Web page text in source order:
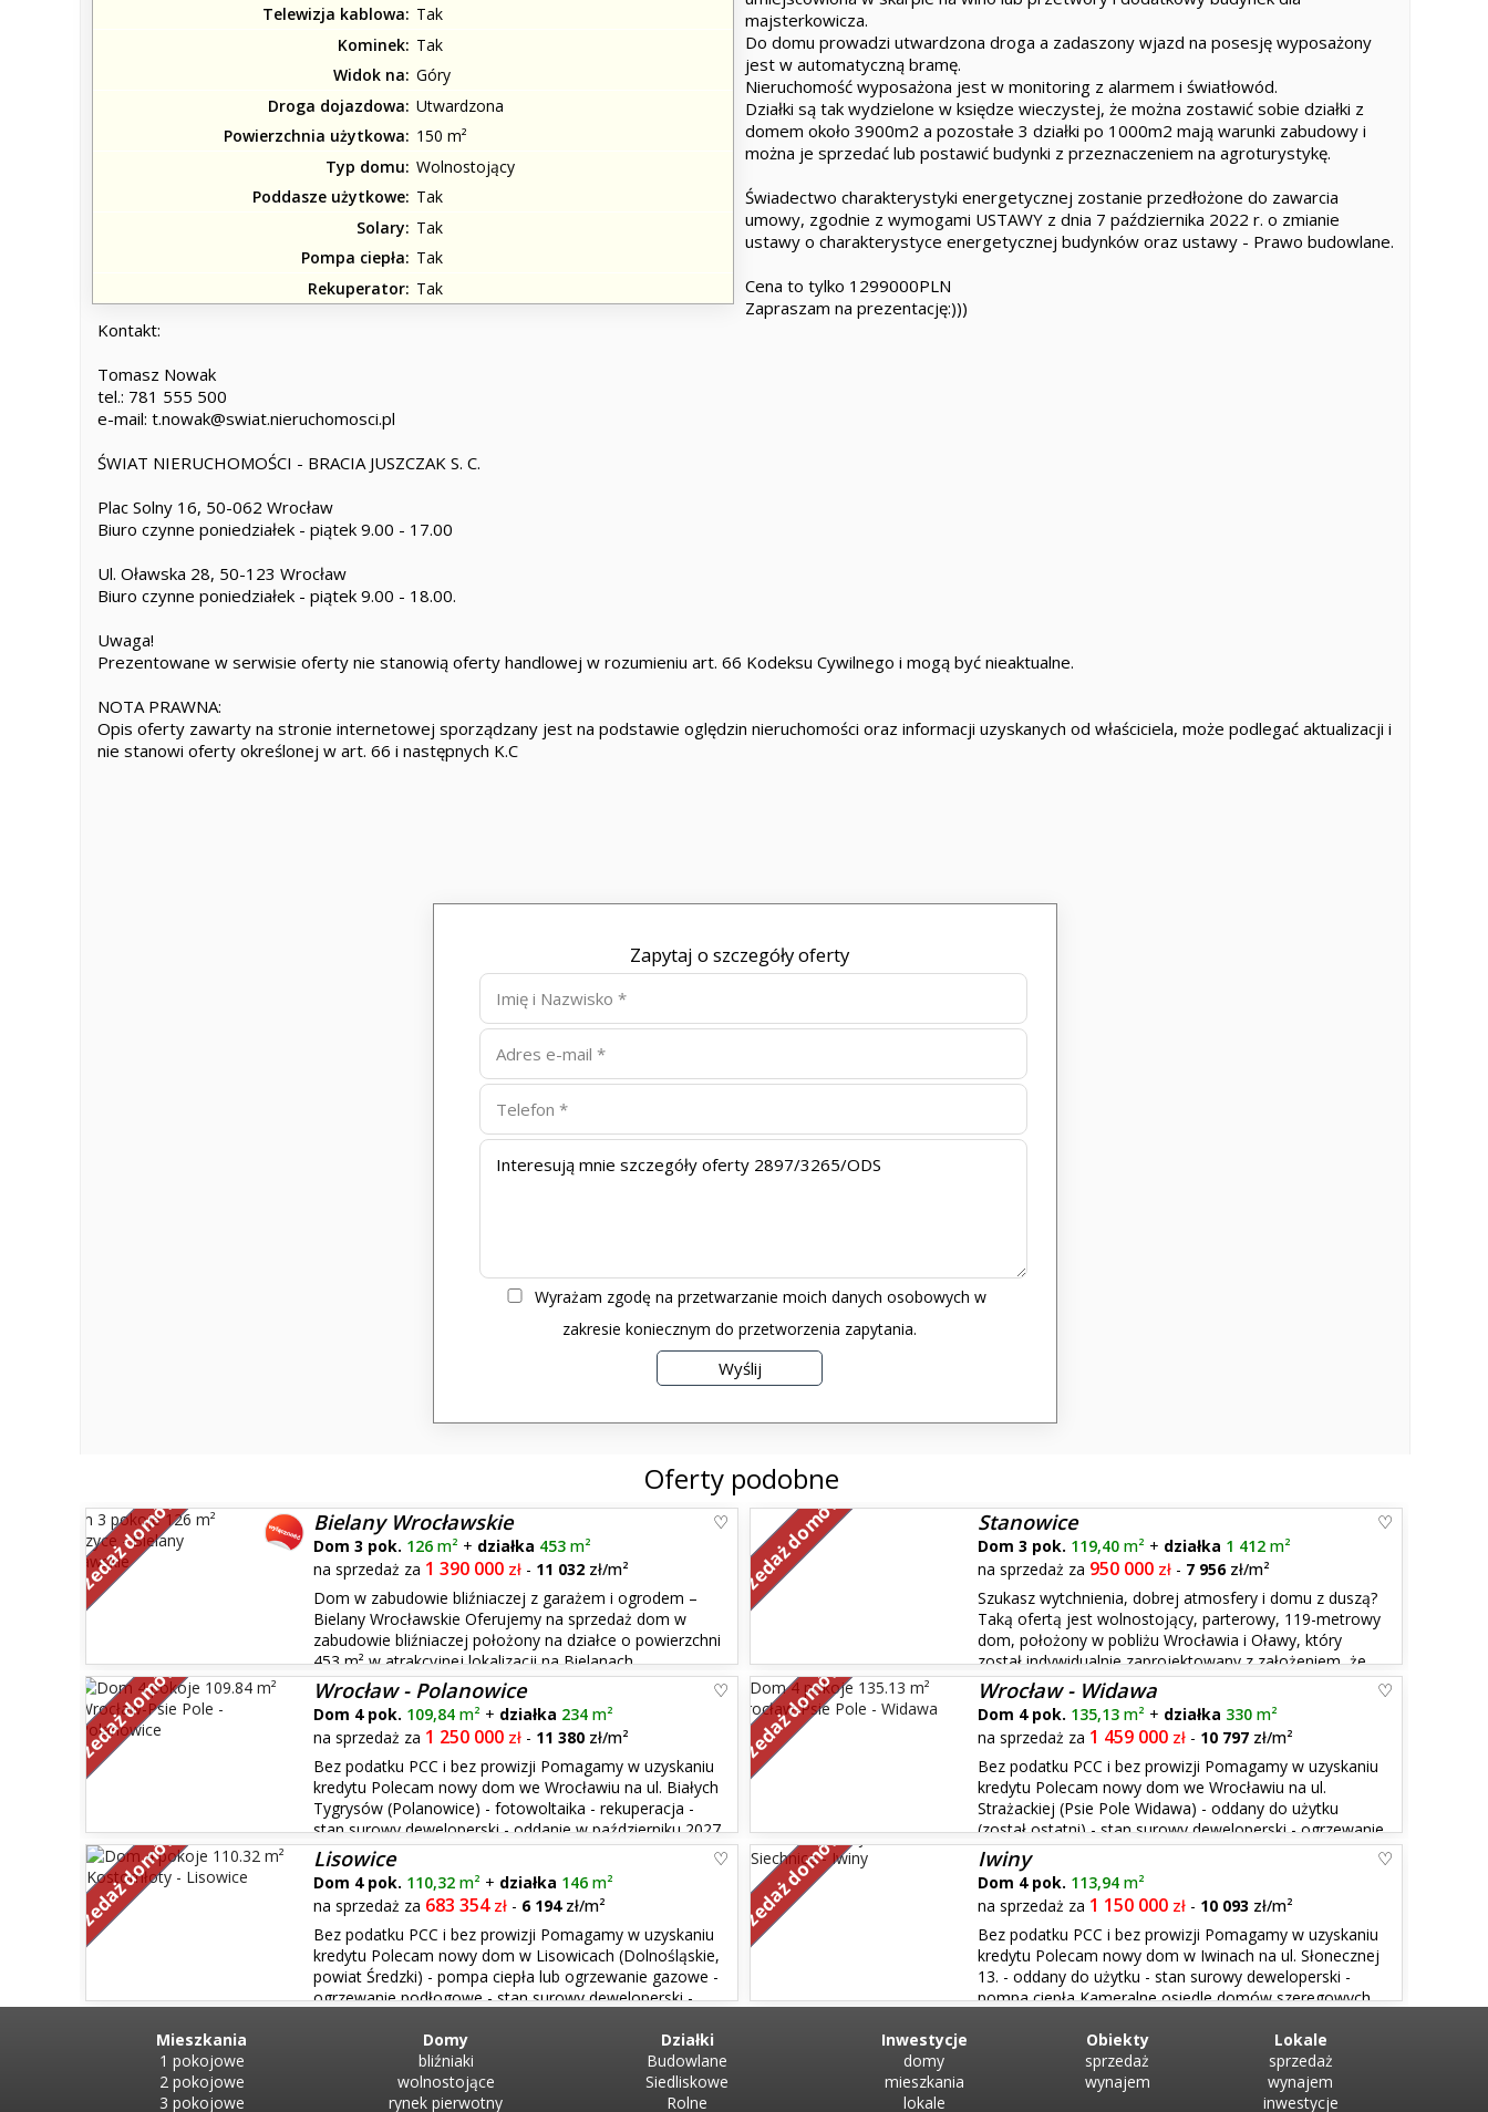
Telewizja kablowa
Tak
Kominek Tak
Widok na Góry
Droga dojazdowa Utwardzona
Powierzchnia użytkowa
150 m²
Typ domu Wolnostojący
Poddasze użytkowe Tak
Solary
Tak
Pompa ciepła
Tak
Rekuperator Tak
majsterkowicza.
Do domu prowadzi utwardzona droga a zadaszony wjazd na posesję wyposażony
jest w automatyczną bramę.
Nieruchomość wyposażona jest w monitoring z alarmem i światłowód.
Działki są tak wydzielone w księdze wieczystej, że można zostawić sobie działki z
domem około 3900m2 a pozostałe 3 działki po 1000m2 mają warunki zabudowy i
można je sprzedać lub postawić budynki z przeznaczeniem na agroturystykę.
Świadectwo charakterystyki energetycznej zostanie przedłożone do zawarcia
umowy, zgodnie z wymogami USTAWY z dnia 7 października 2022 r. o zmianie
ustawy o charakterystyce energetycznej budynków oraz ustawy - Prawo budowlane.
Cena to tylko 1299000PLN
Zapraszam na prezentację:)))
Kontakt:
Tomasz Nowak
tel.: 781 555 500
e-mail: t.nowak@swiat.nieruchomosci.pl
ŚWIAT NIERUCHOMOŚCI - BRACIA JUSZCZAK S. C.
Plac Solny 16, 50-062 Wrocław
Biuro czynne poniedziałek - piątek 9.00 - 17.00
Ul. Oławska 28, 50-123 Wrocław
Biuro czynne poniedziałek - piątek 9.00 - 18.00.
Uwaga!
Prezentowane w serwisie oferty nie stanowią oferty handlowej w rozumieniu art. 66 Kodeksu Cywilnego i mogą być nieaktualne.
NOTA PRAWNA:
Opis oferty zawarty na stronie internetowej sporządzany jest na podstawie oględzin nieruchomości oraz informacji uzyskanych od właściciela, może podlegać aktualizacji i
nie stanowi oferty określonej w art. 66 i następnych K.C
Zapytaj o szczegóły oferty
Wyrażam zgodę na przetwarzanie moich danych osobowych w
zakresie koniecznym do przetworzenia zapytania.
Oferty podobne
Sprzedaż domów Bielany Wrocławskie
Dom 3 pok. 126 m² + działka 453 m²
na sprzedaż za 1 390 000 zł - 11 032 zł/m²
Dom w zabudowie bliźniaczej z garażem i ogrodem –
Bielany Wrocławskie Oferujemy na sprzedaż dom w
zabudowie bliźniaczej położony na działce o powierzchni
453 m² w atrakcyjnej lokalizacji na Bielanach
Wrocławskich. Nieruchomość posiada dwie kondygnacje, garaż w bryle budynku oraz
funkcjonalny układ ...
Sprzedaż domów Stanowice
Dom 3 pok. 119,40 m² + działka 1 412 m²
na sprzedaż za 950 000 zł - 7 956 zł/m²
Szukasz wytchnienia, dobrej atmosfery i domu z duszą?
Taką ofertą jest wolnostojący, parterowy, 119-metrowy
dom, położony w pobliżu Wrocławia i Oławy, który
został indywidualnie zaprojektowany z założeniem, że
ma zapewnić klimat przytulności, bliskości natury, funkcjonalności oraz niezależnośc...
Sprzedaż domów Wrocław - Polanowice
Dom 4 pok. 109,84 m² + działka 234 m²
na sprzedaż za 1 250 000 zł - 11 380 zł/m²
Bez podatku PCC i bez prowizji Pomagamy w uzyskaniu
kredytu Polecam nowy dom we Wrocławiu na ul. Białych
Tygrysów (Polanowice) - fotowoltaika - rekuperacja -
stan surowy deweloperski - oddanie w październiku 2027
- pompa ciepła - ogrzewanie podłogowe - system Inteligentny dom Kameralne osiedle
...
Sprzedaż domów Wrocław - Widawa
Dom 4 pok. 135,13 m² + działka 330 m²
na sprzedaż za 1 459 000 zł - 10 797 zł/m²
Bez podatku PCC i bez prowizji Pomagamy w uzyskaniu
kredytu Polecam nowy dom we Wrocławiu na ul.
Strażackiej (Psie Pole Widawa) - oddany do użytku
(został ostatni) - stan surowy deweloperski - ogrzewanie
gazowe Kameralna zabudowa jednorodzinna została stworzona specjalnie dla tych,
którzy cenią...
Sprzedaż domów Lisowice
Dom 4 pok. 110,32 m² + działka 146 m²
na sprzedaż za 683 354 zł - 6 194 zł/m²
Bez podatku PCC i bez prowizji Pomagamy w uzyskaniu
kredytu Polecam nowy dom w Lisowicach (Dolnośląskie,
powiat Średzki) - pompa ciepła lub ogrzewanie gazowe -
ogrzewanie podłogowe - stan surowy deweloperski -
Sprzedaż domów Iwiny
Dom 4 pok. 113,94 m²
na sprzedaż za 1 150 000 zł - 10 093 zł/m²
Bez podatku PCC i bez prowizji Pomagamy w uzyskaniu
kredytu Polecam nowy dom w Iwinach na ul. Słonecznej
13. - oddany do użytku - stan surowy deweloperski -
pompa ciepła Kameralne osiedle domów szeregowych
Mieszkania
1 pokojowe
2 pokojowe
3 pokojowe
Domy
bliźniaki
wolnostojące
rynek pierwotny
Działki
Budowlane
Siedliskowe
Rolne
Inwestycje
domy
mieszkania
lokale
Obiekty
sprzedaż
wynajem
Lokale
sprzedaż
wynajem
inwestycje